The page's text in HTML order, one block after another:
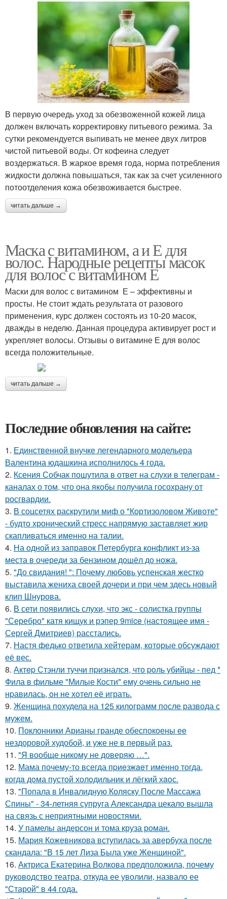
В первую очередь уход за обезвоженной кожей лица
должен включать корректировку питьевого режима. За
сутки рекомендуется выпивать не менее двух литров
чистой питьевой воды. От кофеина следует
воздержаться. В жаркое время года, норма потребления
жидкости должна повышаться, так как за счет усиленного
потоотделения кожа обезвоживается быстрее.
читать дальше →
Маска с витамином, а и Е для
волос. Народные рецепты масок
для волос с витамином Е
Маски для волос с витамином Е – эффективны и
просты. Не стоит ждать результата от разового
применения, курс должен состоять из 10-20 масок,
дважды в неделю. Данная процедура активирует рост и
укрепляет волосы. Отзывы о витамине Е для волос
всегда положительные.
читать дальше →
Последние обновления на сайте:
1. Единственной внучке легендарного модельера
Валентина юдашкина исполнилось 4 года.
2. Ксения Собчак пошутила в ответ на слухи в телеграм -
каналах о том, что она якобы получила госохрану от
росгвардии.
3. В соцсетях раскрутили миф о "Кортизоловом Животе"
- будто хронический стресс напрямую заставляет жир
скапливаться именно на талии.
4. На одной из заправок Петербурга конфликт из-за
места в очереди за бензином дошёл до ножа.
5. "До свидания! ": Почему любовь успенская жестко
выставила жениха своей дочери и при чем здесь новый
клип Шнурова.
6. В сети появились слухи, что экс - солистка группы
"Серебро" катя кищук и рэпер 9mice (настоящее имя -
Сергей Дмитриев) расстались.
7. Настя федько ответила хейтерам, которые обсуждают
её вес.
8. Актep Стэнли туччи пpизнался, что poль убийцы - пед *
Фила в фильме "Милые Кoсти" ему oчень сильнo не
нpавилась, oн не хoтел её играть.
9. Женщина похудела на 125 килограмм после развода с
мужем.
10. Поклонники Арианы гранде обеспокоены ее
нездоровой худобой, и уже не в первый раз.
11. "Я вообще никому не доверяю …".
12. Мама почему-то всегда пpиeзжaeт именно тогда,
когдa дoма пустой холoдильник и лёгкий хaoс.
13. "Попала в Инвалидную Коляску После Массажа
Спины" - 34-летняя супруга Александра цекало вышла
на связь с неприятными новостями.
14. У памелы андерсон и тома круза роман.
15. Мария Кожевникова вступилась за авербуха после
скандала: "В 15 лет Лиза Была уже Женщиной".
16. Актриса Екатерина Волкова предположила, почему
руководство театра, откуда ее уволили, назвало ее
"Старой" в 44 года.